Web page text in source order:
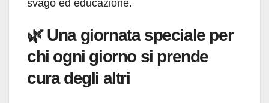
svago ed educazione.
🌿 Una giornata speciale per
chi ogni giorno si prende
cura degli altri